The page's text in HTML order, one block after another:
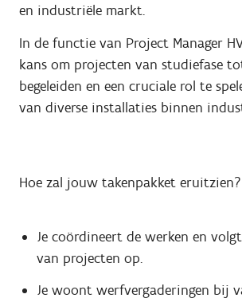
en industriële markt.
In de functie van Project Manager
kans om projecten van studiefase
begeleiden en een cruciale rol te
van diverse installaties binnen
Hoe zal jouw takenpakket eruitzien?
Je coördineert de werken en
van projecten op.
Je woont werfvergaderingen bij